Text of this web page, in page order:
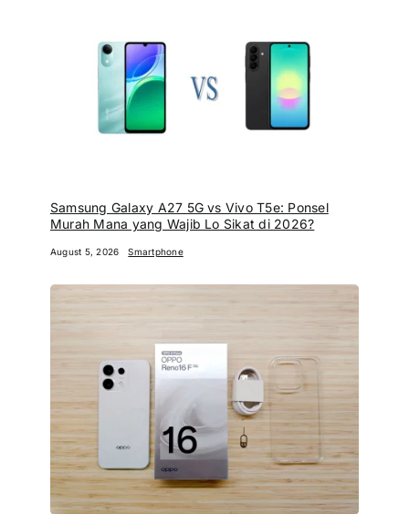
Samsung Galaxy A27 5G vs Vivo T5e: Ponsel
Murah Mana yang Wajib Lo Sikat di 2026?
August 5, 2026 Smartphone